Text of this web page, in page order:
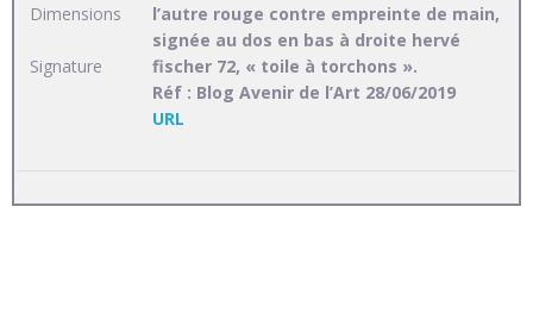
Dimensions
Signature
l’autre rouge contre empreinte de main,
signée au dos en bas à droite hervé
fischer 72, « toile à torchons ».
Réf : Blog Avenir de l’Art 28/06/2019
URL